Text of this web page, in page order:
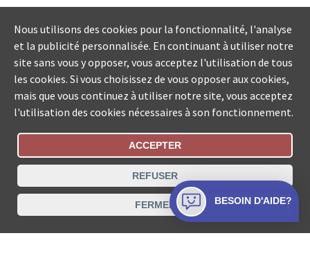
Statut De La Commande
Recherche des offices de Suisse
Protection des données Mentions légales
Conditions d’utilisation Contact
Nous utilisons des cookies pour la fonctionnalité, l'analyse
et la publicité personnalisée. En continuant à utiliser notre
site sans vous y opposer, vous acceptez l'utilisation de tous
les cookies. Si vous choisissez de vous opposer aux cookies,
mais que vous continuez à utiliser notre site, vous acceptez
l'utilisation des cookies nécessaires à son fonctionnement.
ACCEPTER
REFUSER
FERMER BESOIN D'AIDE?